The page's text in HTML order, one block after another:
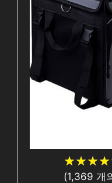
★★★★
★★★★
(1,369 개